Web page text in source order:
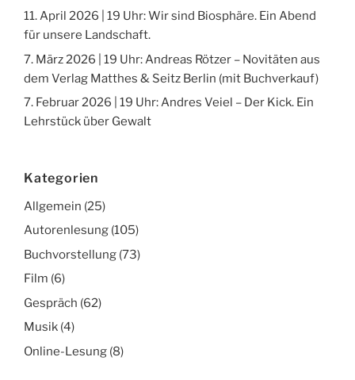
11. April 2026 | 19 Uhr: Wir sind Biosphäre. Ein Abend
für unsere Landschaft.
7. März 2026 | 19 Uhr: Andreas Rötzer – Novitäten aus
dem Verlag Matthes & Seitz Berlin (mit Buchverkauf)
7. Februar 2026 | 19 Uhr: Andres Veiel – Der Kick. Ein
Lehrstück über Gewalt
Kategorien
Allgemein (25)
Autorenlesung (105)
Buchvorstellung (73)
Film (6)
Gespräch (62)
Musik (4)
Online-Lesung (8)